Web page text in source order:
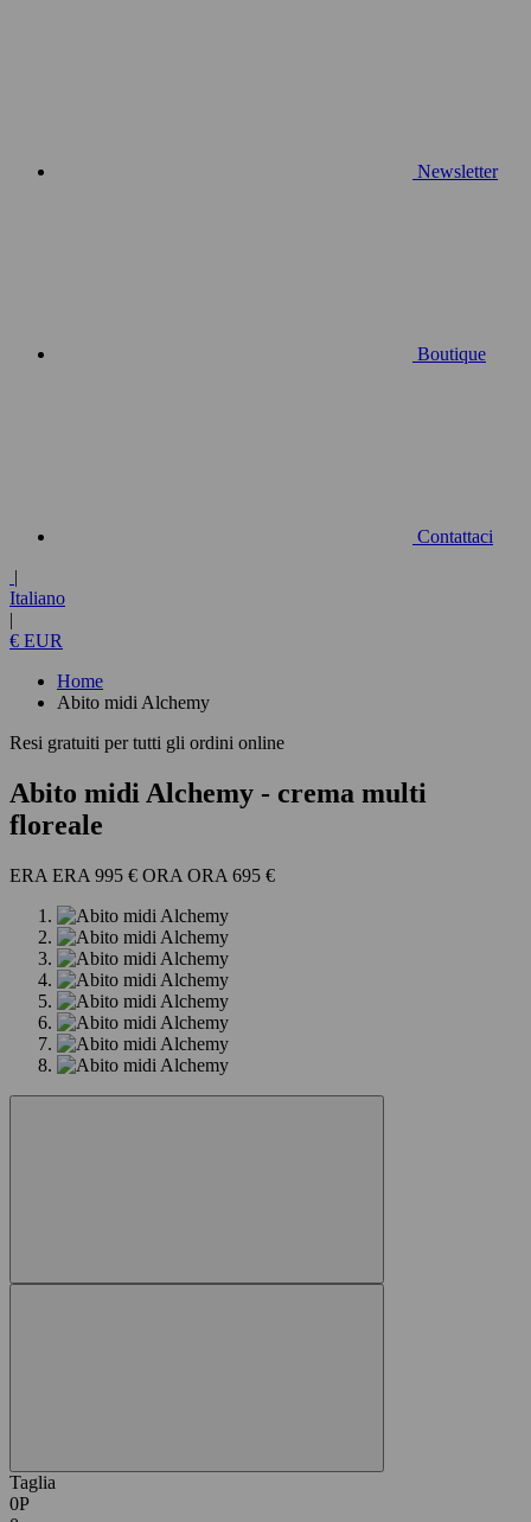
Newsletter
Boutique
Contattaci
|
Italiano
|
€ EUR
Home
Abito midi Alchemy
Resi gratuiti per tutti gli ordini online
Abito midi Alchemy - crema multi
floreale
995 € 695 €
Taglia
0P